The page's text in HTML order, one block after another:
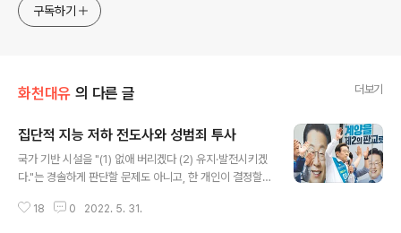
구독하기
화천대유 의 다른 글 더보기
집단적 지능 저하 전도사와 성범죄 투사
국가 기반 시설을 "(1) 없애 버리겠다 (2) 유지·발전시키겠
다."는 경솔하게 판단할 문제도 아니고, 한 개인이 결정할
래도" 그냥 무조건 자기 말이 맞다고 무대뽀로 우기는 중입
18 0 2022. 5. 31.